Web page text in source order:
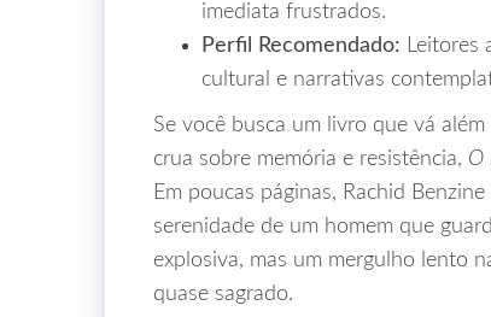
imediata frustrados.
Perfil Recomendado: Leitores
cultural e narrativas
Se você busca um livro que vá
crua sobre memória e resistência, O
Em poucas páginas, Rachid
serenidade de um homem que
explosiva, mas um mergulho lento
quase sagrado.